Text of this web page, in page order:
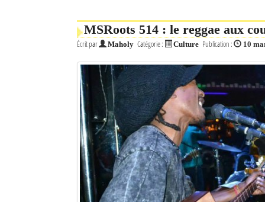
MSRoots 514 : le reggae aux
Écrit par Maholy Catégorie : Culture Publication : 10